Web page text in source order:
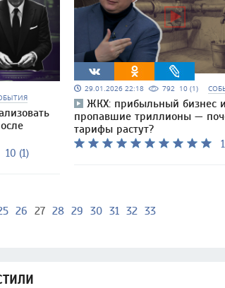
10 (1)
29.01.2026 22:18 792 10 (1)
ЖКХ: прибыльный бизнес
пропавшие триллионы —
тарифы растут?
26 27 28 29 30 31 32 33